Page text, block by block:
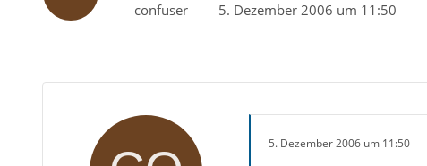
confuser 5. Dezember 2006 um 11:50
5. Dezember 2006 um 11:50